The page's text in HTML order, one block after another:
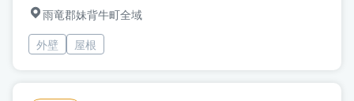
雨竜郡妹背牛町全域
外壁
屋根